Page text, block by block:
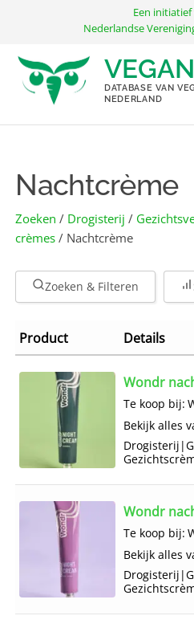
inhoud
Een
Nederlandse
DATABASE VAN
NEDERLAND
Nachtcrème
Zoeken / Drogisterij /
crèmes / Nachtcrème
Zoeken & Filteren
Product Details
Wondr
Te koop bij:
Bekijk alles
Drogisterij |
Wondr
Te koop bij:
Bekijk alles
Drogisterij |